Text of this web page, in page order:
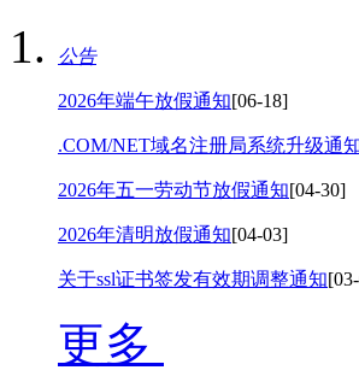
公告
2026年端午放假通知[06-18]
.COM/NET域名注册局系统升级通
2026年五一劳动节放假通知[04-30]
2026年清明放假通知[04-03]
关于ssl证书签发有效期调整通知
更多